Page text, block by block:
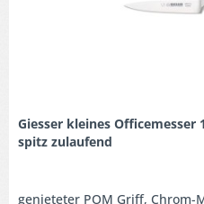
Giesser kleines Officemesser
spitz zulaufend
genieteter POM Griff, Chrom-